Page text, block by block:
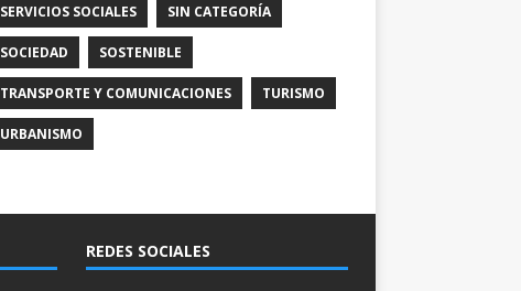
SERVICIOS SOCIALES SIN CATEGORÍA
SOCIEDAD SOSTENIBLE
TRANSPORTE Y COMUNICACIONES TURISMO
URBANISMO
REDES SOCIALES